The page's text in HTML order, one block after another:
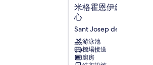
米
格
霍
恩
伊
維
薩
米格霍恩伊維薩套房
心
Sant Josep de sa Talaia
游泳池
機場接送
廚房